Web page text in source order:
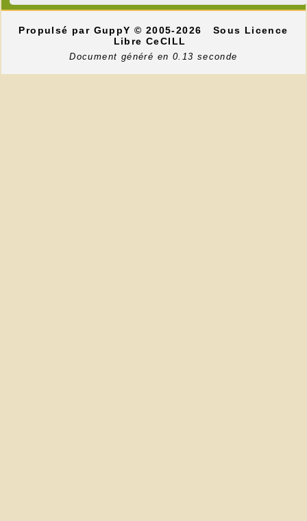
Propulsé par GuppY© 2005-2026
Sous Licence
Libre CeCILL
Document généré en 0.13 seconde